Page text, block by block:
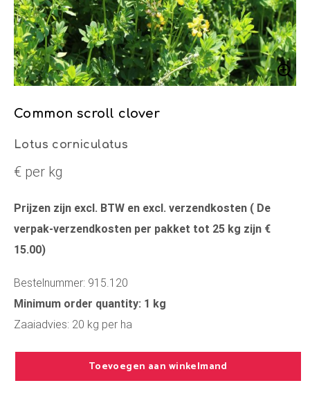
Common scroll clover
Lotus corniculatus
€ per kg
Prijzen zijn excl. BTW en excl. verzendkosten ( De
verpak-verzendkosten per pakket tot 25 kg zijn €
15.00)
Bestelnummer: 915.120
Minimum order quantity: 1 kg
Zaaiadvies: 20 kg per ha
Toevoegen aan winkelmand